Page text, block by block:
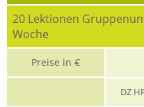
20 Lektionen
Woche
Preise in €
DZ